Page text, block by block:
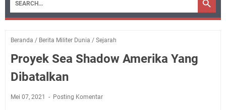
Beranda / Berita Militer Dunia / Sejarah
Proyek Sea Shadow Amerika Yang
Dibatalkan
Mei 07, 2021 Posting Komentar